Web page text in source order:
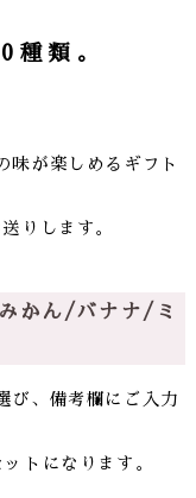
種類。
味が楽しめるギフト
りします。
かん/バナナ/ミ
び、備考欄にご入力
トになります。